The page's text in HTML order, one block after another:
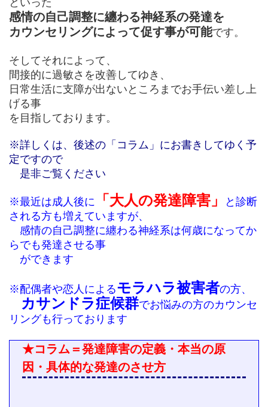
といった
感情の自己調整に纏わる神経系の発達を
カウンセリングによって促す事が可能です。
そしてそれによって、
間接的に過敏さを改善してゆき、
日常生活に支障が出ないところまでお手伝い差し上
げる事
を目指しております。
※詳しくは、後述の「コラム」にお書きしてゆく予
定ですので
是非ご覧ください
※最近は成人後に 「大人の発達障害」
と診断
される方も増えていますが、
感情の自己調整に纏わる神経系は何歳になってか
らでも発達させる事
ができます
※配偶者や恋人によるモラハラ被害者の方、
カサンドラ症候群でお悩みの方のカウンセ
リングも行っております
★コラム＝発達障害の定義・本当の原
因・具体的な発達のさせ方